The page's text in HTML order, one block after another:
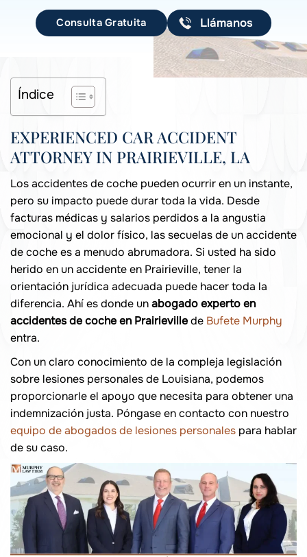
Consulta Gratuita Llámanos
Índice
EXPERIENCED CAR ACCIDENT
ATTORNEY IN PRAIRIEVILLE, LA
Los accidentes de coche pueden ocurrir en un instante,
pero su impacto puede durar toda la vida. Desde
facturas médicas y salarios perdidos a la angustia
emocional y el dolor físico, las secuelas de un accidente
de coche es a menudo abrumadora. Si usted ha sido
herido en un accidente en Prairieville, tener la
orientación jurídica adecuada puede hacer toda la
diferencia. Ahí es donde unabogado experto en
accidentes de coche en Prairievillede Bufete Murphy
entra.
Con un claro conocimiento de la compleja legislación
sobre lesiones personales de Louisiana, podemos
proporcionarle el apoyo que necesita para obtener una
indemnización justa. Póngase en contacto con nuestro
equipo de abogados de lesiones personales para hablar
de su caso.